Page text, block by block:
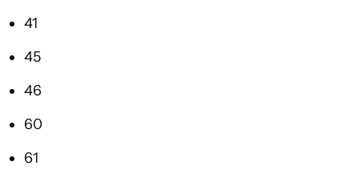
41
45
46
60
61